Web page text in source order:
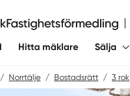
Hitta mäklare Sälja
/ Norrtälje / Bostadsrätt / 3 rok